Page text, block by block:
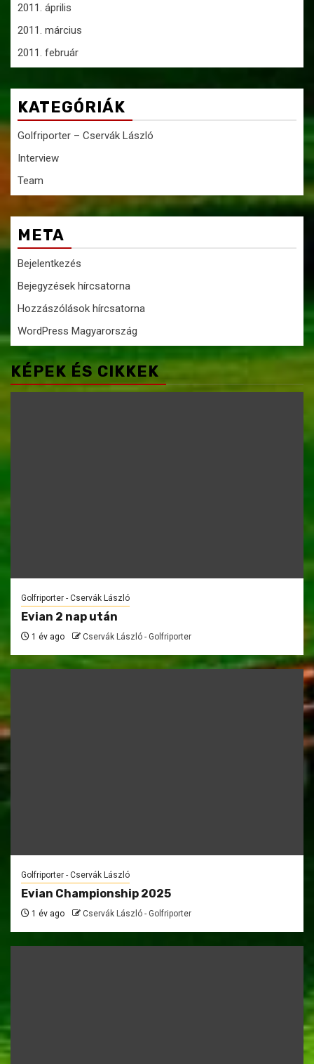
2011. április
2011. március
2011. február
KATEGÓRIÁK
Golfriporter – Cservák László
Interview
Team
META
Bejelentkezés
Bejegyzések hírcsatorna
Hozzászólások hírcsatorna
WordPress Magyarország
KÉPEK ÉS CIKKEK
Golfriporter - Cservák László
Evian 2 nap után
1 év ago Cservák László - Golfriporter
Golfriporter - Cservák László
Evian Championship 2025
1 év ago Cservák László - Golfriporter